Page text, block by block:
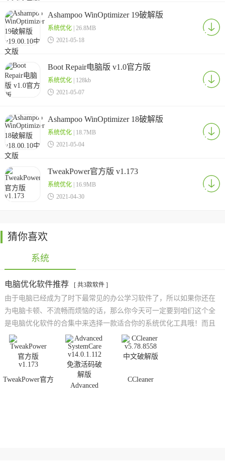
Ashampoo WinOptimizer 19破解版
v19.00.10中文版
系统优化| 26.8MB
 2021-05-18
Boot Repair电脑版 v1.0官方版
系统优化| 128kb
 2021-05-07
Ashampoo WinOptimizer 18破解版
v18.00.10中文版
系统优化| 18.7MB
 2021-05-04
TweakPower官方版 v1.173
系统优化| 16.9MB
 2021-04-30
猜你喜欢
系统
电脑优化软件推荐 [ 共3款软件 ]
由于电脑已经成为了时下最常见的办公学习软件了，所以如果你还在
为电脑卡顿、不流畅而烦恼的话，那么你今天可一定要到咱们这个全
是电脑优化软件的合集中来选择一款适合你的系统优化工具哦！而且
小编还在不停地为大家搜集更多优质好用的系统优化软件资源，欢迎
有需要的朋友们前来关注！
TweakPower官方
Advanced
CCleaner